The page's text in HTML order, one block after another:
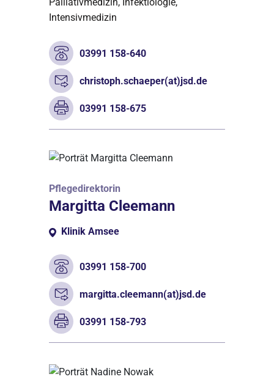
Intensivmedizin
03991 158-640
christoph.schaeper(at)jsd.de
03991 158-675
Pflegedirektorin
Margitta Cleemann
Klinik Amsee
03991 158-700
margitta.cleemann(at)jsd.de
03991 158-793